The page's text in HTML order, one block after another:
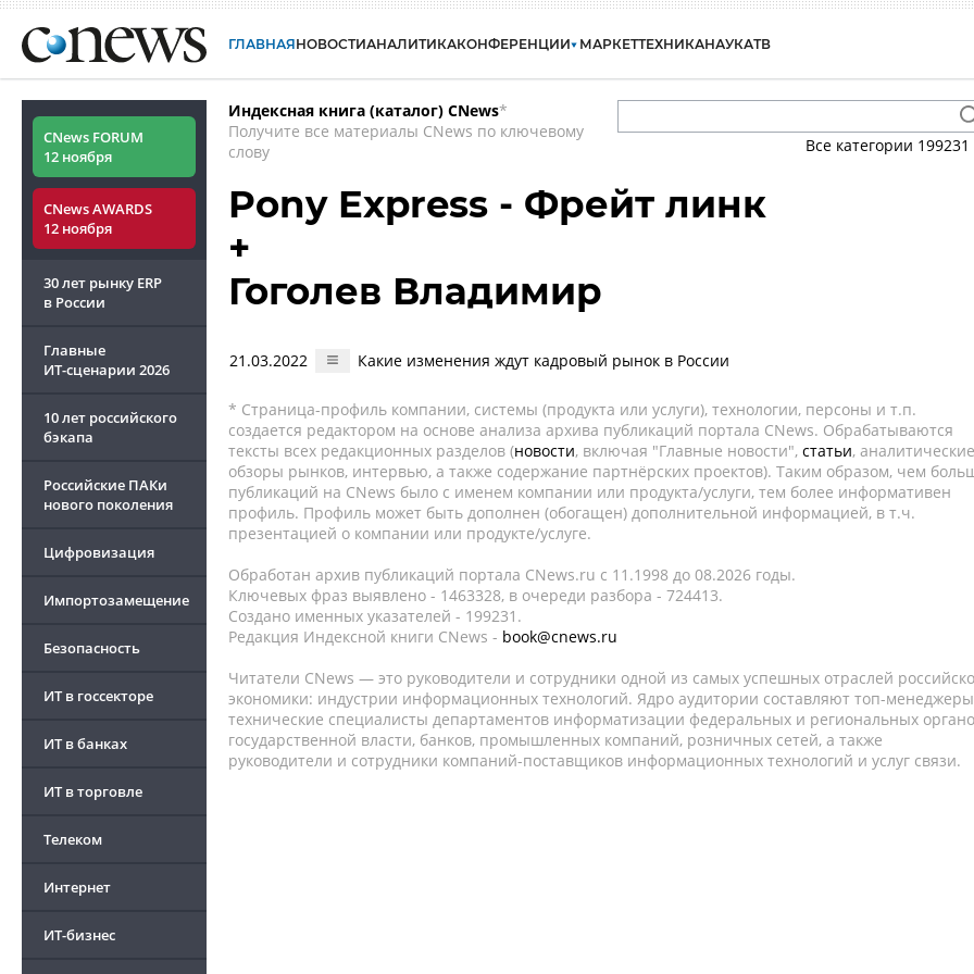
ГЛАВНАЯНОВОСТИАНАЛИТИКАКОНФЕРЕНЦИИ МАРКЕТТЕХНИКАНАУКАТВ
CNews FORUM
12 ноября
CNews AWARDS
12 ноября
30 лет рынку ERP
в России
Главные
ИТ-сценарии 2026
10 лет российского
бэкапа
Российские ПАКи
нового поколения
Цифровизация
Импортозамещение
Безопасность
ИТ в госсекторе
ИТ в банках
ИТ в торговле
Телеком
Интернет
ИТ-бизнес
Индексная книга (каталог) CNews*
Получите все материалы CNews по ключевому
слову
Все категории 199231
Pony Express - Фрейт линк
+
Гоголев Владимир
21.03.2022 Какие изменения ждут кадровый рынок в России
* Страница-профиль компании, системы (продукта или услуги), технологии, персоны и т.п.
создается редактором на основе анализа архива публикаций портала CNews. Обрабатываются
тексты всех редакционных разделов (новости, включая "Главные новости", статьи, аналитические
обзоры рынков, интервью, а также содержание партнёрских проектов). Таким образом, чем
публикаций на CNews было с именем компании или продукта/услуги, тем более информативен
профиль. Профиль может быть дополнен (обогащен) дополнительной информацией, в т.ч.
презентацией о компании или продукте/услуге.
Обработан архив публикаций портала CNews.ru c 11.1998 до 08.2026 годы.
Ключевых фраз выявлено - 1463328, в очереди разбора - 724413.
Создано именных указателей - 199231.
Редакция Индексной книги CNews - book@cnews.ru
Читатели CNews — это руководители и сотрудники одной из самых успешных отраслей
экономики: индустрии информационных технологий. Ядро аудитории составляют топ-
технические специалисты департаментов информатизации федеральных и региональных
государственной власти, банков, промышленных компаний, розничных сетей, а также
руководители и сотрудники компаний-поставщиков информационных технологий и услуг связи.